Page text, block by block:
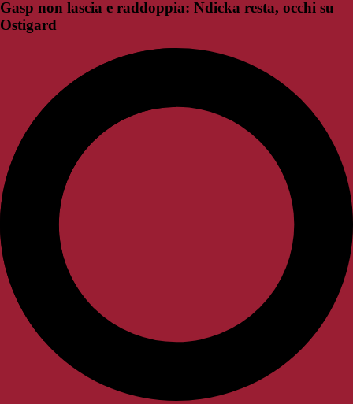
Gasp non lascia e raddoppia: Ndicka resta, occhi su
Ostigard